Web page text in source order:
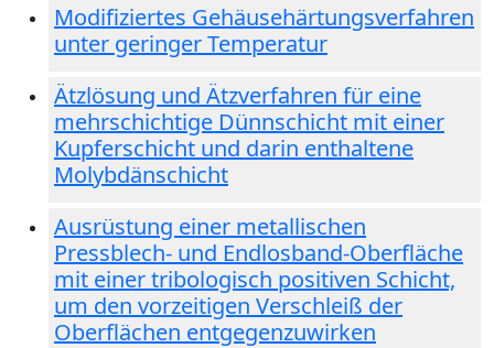
Modifiziertes Gehäusehärtungsverfahren
unter geringer Temperatur
Ätzlösung und Ätzverfahren für eine
mehrschichtige Dünnschicht mit einer
Kupferschicht und darin enthaltene
Molybdänschicht
Ausrüstung einer metallischen
Pressblech- und Endlosband-Oberfläche
mit einer tribologisch positiven Schicht,
um den vorzeitigen Verschleiß der
Oberflächen entgegenzuwirken